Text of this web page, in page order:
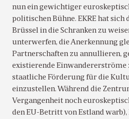
nun ein gewichtiger
politischen Bühne. EKRE hat sich
Brüssel in die Schranken zu
unterwerfen, die Anerkennung
Partnerschaften zu annullieren,
existierende Einwandererströme
staatliche Förderung für die
einzustellen. Während die
Vergangenheit noch
den EU-Betritt von Estland warb),